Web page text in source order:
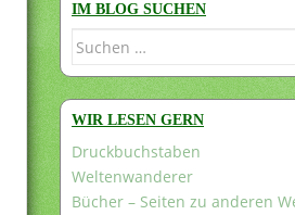
IM BLOG SUCHEN
Suchen
WIR LESEN GERN
Druckbuchstaben
Weltenwanderer
Bücher – Seiten zu anderen